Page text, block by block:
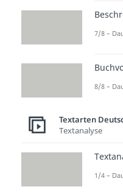
7/8 –
8/8 –
Textarten
Textanalyse
1/4 –